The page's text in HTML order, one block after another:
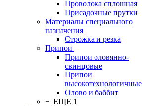
Проволока сплошная
Присадочные прутки
Материалы специального
назначения
Строжка и резка
Припои
Припои оловянно-
свинцовые
Припои
высокотехнологичные
Олово и баббит
+ ЕЩЕ 1